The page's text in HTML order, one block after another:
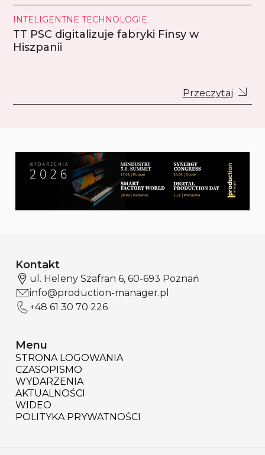
INTELIGENTNE TECHNOLOGIE
TT PSC digitalizuje fabryki Finsy w
Hiszpanii
Przeczytaj
Kontakt
ul. Heleny Szafran 6, 60-693 Poznań
info@production-manager.pl
+48 61 30 70 226
Menu
STRONA LOGOWANIA
CZASOPISMO
WYDARZENIA
AKTUALNOŚCI
WIDEO
POLITYKA PRYWATNOŚCI